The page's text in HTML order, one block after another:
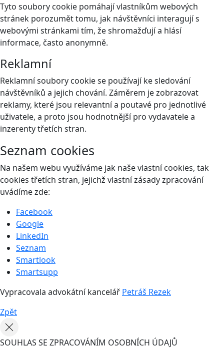
Tyto soubory cookie pomáhají vlastníkům webových
stránek porozumět tomu, jak návštěvníci interagují s
webovými stránkami tím, že shromažďují a hlásí
informace, často anonymně.
Reklamní
Reklamní soubory cookie se používají ke sledování
návštěvníků a jejich chování. Záměrem je zobrazovat
reklamy, které jsou relevantní a poutavé pro jednotlivé
uživatele, a proto jsou hodnotnější pro vydavatele a
inzerenty třetích stran.
Seznam cookies
Na našem webu využíváme jak naše vlastní cookies, tak
cookies třetích stran, jejichž vlastní zásady zpracování
uvádíme zde:
Facebook
Google
LinkedIn
Seznam
Smartlook
Smartsupp
Vypracovala advokátní kancelář Petráš Rezek
Zpět
SOUHLAS SE ZPRACOVÁNÍM OSOBNÍCH ÚDAJŮ